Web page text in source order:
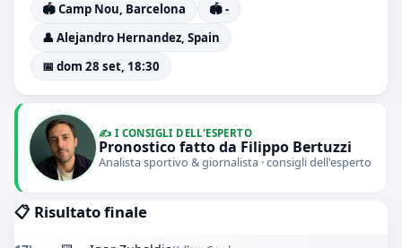
🏟️ Camp Nou, Barcelona
🏟️ -
👤 Alejandro Hernandez, Spain
📅 dom 28 set, 18:30
✍️ I CONSIGLI DELL'ESPERTO
Pronostico fatto da Filippo Bertuzzi
Analista sportivo & giornalista · consigli dell'esperto
📋 Risultato finale